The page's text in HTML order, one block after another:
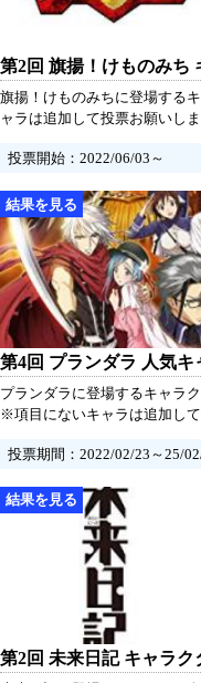
第2回 旗揚！けものみち
旗揚！けものみちに登場する
ャラは追加して投票お願いし
投票開始：2022/06/03～
第4回 プランダラ 人気キ
プランダラに登場するキャラ
※項目にないキャラは追加し
投票期間：2022/02/23～25/
第2回 未来日記 キャラ